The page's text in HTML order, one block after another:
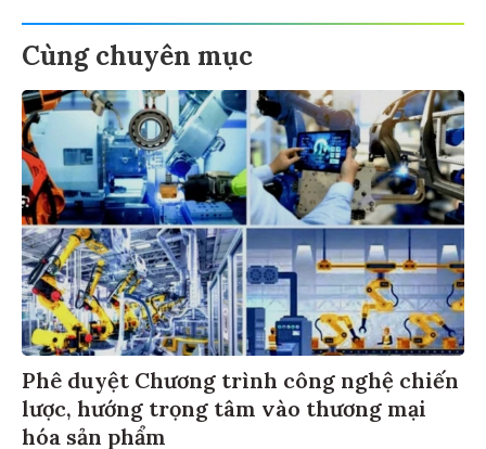
Cùng chuyên mục
Phê duyệt Chương trình công nghệ chiến
lược, hướng trọng tâm vào thương mại
hóa sản phẩm